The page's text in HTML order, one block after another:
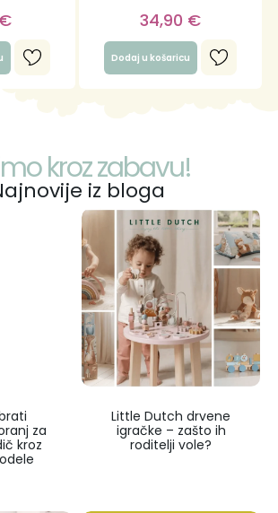
€ 34,90 €
Dodaj u košaricu
kroz zabavu!
iz bloga
za
kroz
Little Dutch drvene
igračke – zašto ih
roditelji vole?